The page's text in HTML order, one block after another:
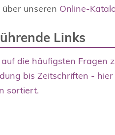
unseren Online-
Links
die häufigsten Fragen
bis Zeitschriften -
sortiert.